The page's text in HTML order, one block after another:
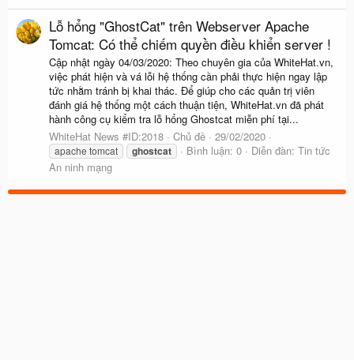
Lỗ hổng "GhostCat" trên Webserver Apache
Tomcat: Có thể chiếm quyền điều khiển server !
Cập nhật ngày 04/03/2020: Theo chuyên gia của WhiteHat.vn,
việc phát hiện và vá lỗi hệ thống cần phải thực hiện ngay lập
tức nhằm tránh bị khai thác. Để giúp cho các quản trị viên
đánh giá hệ thống một cách thuận tiện, WhiteHat.vn đã phát
hành công cụ kiểm tra lỗ hổng Ghostcat miễn phí tại...
WhiteHat News #ID:2018
Chủ đề 29/02/2020
apache tomcat ghostcat Bình luận: 0 Diễn đàn: Tin tức
An ninh mạng